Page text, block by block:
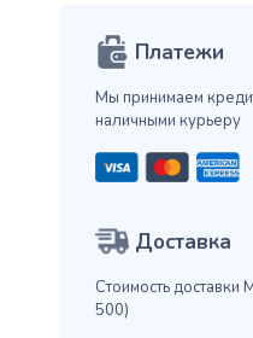
Платежи
Мы принимаем
наличными курьеру
Доставка
Стоимость доставки
500)